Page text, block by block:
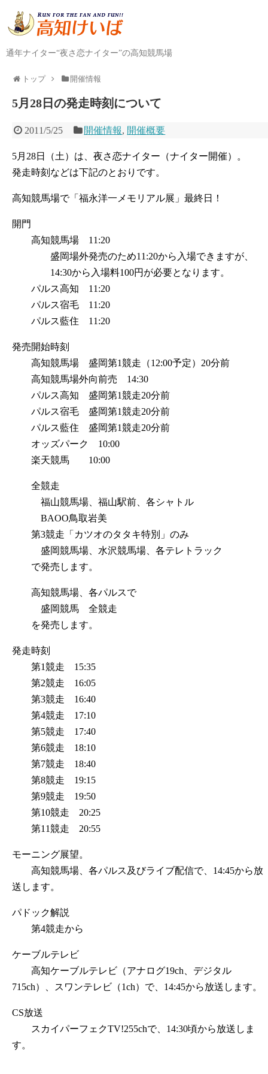
通年ナイター“夜さ恋ナイター”の高知競馬場
トップ 開催情報
5月28日の発走時刻について
2011/5/25 開催情報, 開催概要
5月28日（土）は、夜さ恋ナイター（ナイター開催）。
発走時刻などは下記のとおりです。
高知競馬場で「福永洋一メモリアル展」最終日！
開門
高知競馬場 11:20
盛岡場外発売のため11:20から入場できますが、
14:30から入場料100円が必要となります。
パルス高知 11:20
パルス宿毛 11:20
パルス藍住 11:20
発売開始時刻
高知競馬場 盛岡第1競走（12:00予定）20分前
高知競馬場外向前売 14:30
パルス高知 盛岡第1競走20分前
パルス宿毛 盛岡第1競走20分前
パルス藍住 盛岡第1競走20分前
オッズパーク 10:00
楽天競馬 10:00
全競走
福山競馬場、福山駅前、各シャトル
BAOO鳥取岩美
第3競走「カツオのタタキ特別」のみ
盛岡競馬場、水沢競馬場、各テレトラック
で発売します。
高知競馬場、各パルスで
盛岡競馬 全競走
を発売します。
発走時刻
第1競走 15:35
第2競走 16:05
第3競走 16:40
第4競走 17:10
第5競走 17:40
第6競走 18:10
第7競走 18:40
第8競走 19:15
第9競走 19:50
第10競走 20:25
第11競走 20:55
モーニング展望。
高知競馬場、各パルス及びライブ配信で、14:45から放
送します。
パドック解説
第4競走から
ケーブルテレビ
高知ケーブルテレビ（アナログ19ch、デジタル
715ch）、スワンテレビ（1ch）で、14:45から放送します。
CS放送
スカイパーフェクTV!255chで、14:30頃から放送しま
す。